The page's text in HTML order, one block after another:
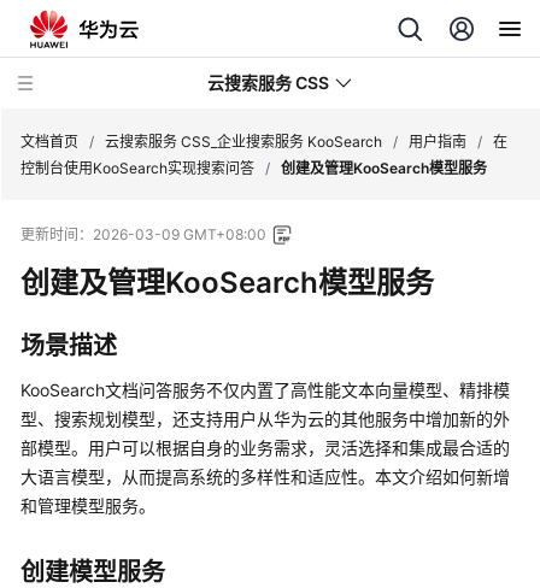
云搜索服务 CSS
产
介
绍
用
户
指
南
文
文档首页 / 云搜索服务 CSS_企业搜索服务 KooSearch / 用户指南 / 在
控制台使用KooSearch实现搜索问答 / 创建及管理KooSearch模型服务
更新时间： 2026-03-09 GMT+08:00
创建及管理KooSearch模型服务
场景描述
KooSearch文档问答服务不仅内置了高性能文本向量模型、精排模
型、搜索规划模型，还支持用户从华为云的其他服务中增加新的外
部模型。用户可以根据自身的业务需求，灵活选择和集成最合适的
大语言模型，从而提高系统的多样性和适应性。本文介绍如何新增
和管理模型服务。
创建模型服务